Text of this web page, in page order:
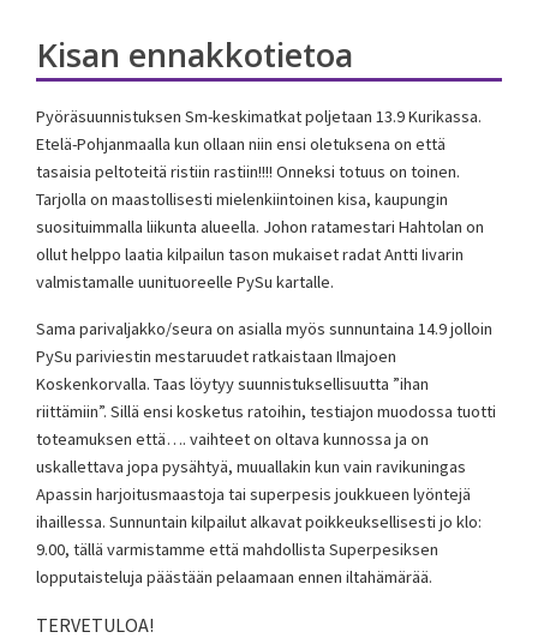
Kisan ennakkotietoa
Pyöräsuunnistuksen Sm-keskimatkat poljetaan 13.9 Kurikassa.
Etelä-Pohjanmaalla kun ollaan niin ensi oletuksena on että
tasaisia peltoteitä ristiin rastiin!!!! Onneksi totuus on toinen.
Tarjolla on maastollisesti mielenkiintoinen kisa, kaupungin
suosituimmalla liikunta alueella. Johon ratamestari Hahtolan on
ollut helppo laatia kilpailun tason mukaiset radat Antti Iivarin
valmistamalle uunituoreelle PySu kartalle.
Sama parivaljakko/seura on asialla myös sunnuntaina 14.9 jolloin
PySu pariviestin mestaruudet ratkaistaan Ilmajoen
Koskenkorvalla. Taas löytyy suunnistuksellisuutta ”ihan
riittämiin”. Sillä ensi kosketus ratoihin, testiajon muodossa tuotti
toteamuksen että…. vaihteet on oltava kunnossa ja on
uskallettava jopa pysähtyä, muuallakin kun vain ravikuningas
Apassin harjoitusmaastoja tai superpesis joukkueen lyöntejä
ihaillessa. Sunnuntain kilpailut alkavat poikkeuksellisesti jo klo:
9.00, tällä varmistamme että mahdollista Superpesiksen
lopputaisteluja päästään pelaamaan ennen iltahämärää.
TERVETULOA!